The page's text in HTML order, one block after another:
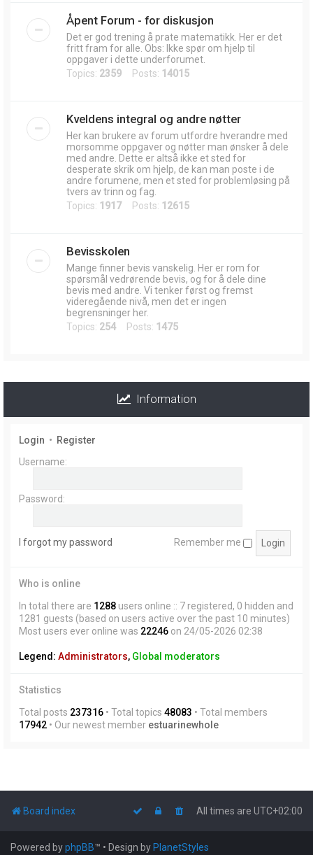
Åpent Forum - for diskusjon
Det er god trening å prate matematikk. Her er det
fritt fram for alle. Obs: Ikke spør om hjelp til
oppgaver i dette underforumet.
Topics: 2359 Posts: 14015
Kveldens integral og andre nøtter
Her kan brukere av forum utfordre hverandre med
morsomme oppgaver og nøtter man ønsker å dele
med andre. Dette er altså ikke et sted for
desperate skrik om hjelp, de kan man poste i de
andre forumene, men et sted for problemløsing på
tvers av trinn og fag.
Topics: 1917Posts: 12615
Bevisskolen
Mange finner bevis vanskelig. Her er rom for
spørsmål vedrørende bevis, og for å dele dine
bevis med andre. Vi tenker først og fremst
videregående nivå, men det er ingen
begrensninger her.
Topics: 254 Posts: 1475
Information
Login • Register
Username:
Password:
I forgot my password Remember me
Who is online
In total there are 1288 users online :: 7 registered, 0 hidden and
1281 guests (based on users active over the past 10 minutes)
Most users ever online was 22246 on 24/05-2026 02:38
Legend: Administrators, Global moderators
Statistics
Total posts 237316 • Total topics 48083 • Total members
17942 • Our newest member estuarinewhole
Board index All times are UTC+02:00
Powered byphpBB™ • Design by PlanetStyles